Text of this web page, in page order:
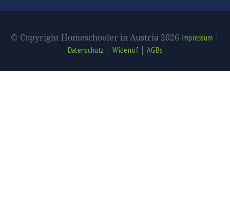
© Copyright Homeschooler in Austria 2026 Impressum |
Datenschutz |Widerruf| AGBs